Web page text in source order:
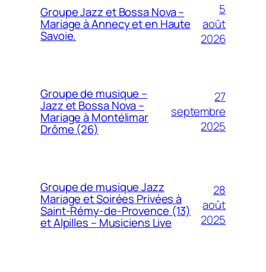
Groupe Jazz et Bossa Nova –
Mariage à Annecy et en Haute
Savoie.
5
août
2026
Groupe de musique –
Jazz et Bossa Nova –
Mariage à Montélimar
Drôme (26)
27
septembre
2025
Groupe de musique Jazz
Mariage et Soirées Privées à
Saint-Rémy-de-Provence (13)
et Alpilles – Musiciens Live
28
août
2025